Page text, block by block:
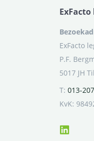
ExFacto
ExFacto
P.F.
5017 JH
T: 013-
KvK: